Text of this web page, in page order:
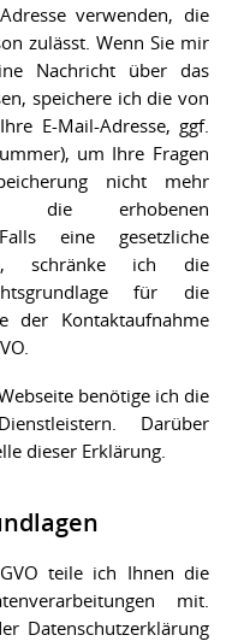
verwenden, die
zulässt. Wenn Sie mir
Nachricht über das
speichere ich die von
E-Mail-Adresse, ggf.
um Ihre Fragen
nicht mehr
die erhobenen
eine gesetzliche
schränke ich die
für die
der Kontaktaufnahme
benötige ich die
Darüber
dieser Erklärung.
teile ich Ihnen die
mit.
Datenschutzerklärung